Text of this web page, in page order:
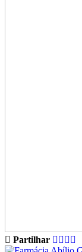
Partilhar